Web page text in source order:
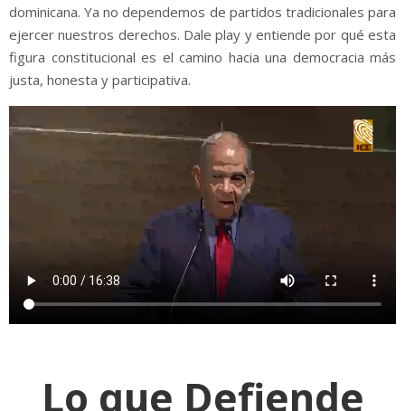
dominicana. Ya no dependemos de partidos tradicionales para
ejercer nuestros derechos. Dale play y entiende por qué esta
figura constitucional es el camino hacia una democracia más
justa, honesta y participativa.
Lo que Defiende